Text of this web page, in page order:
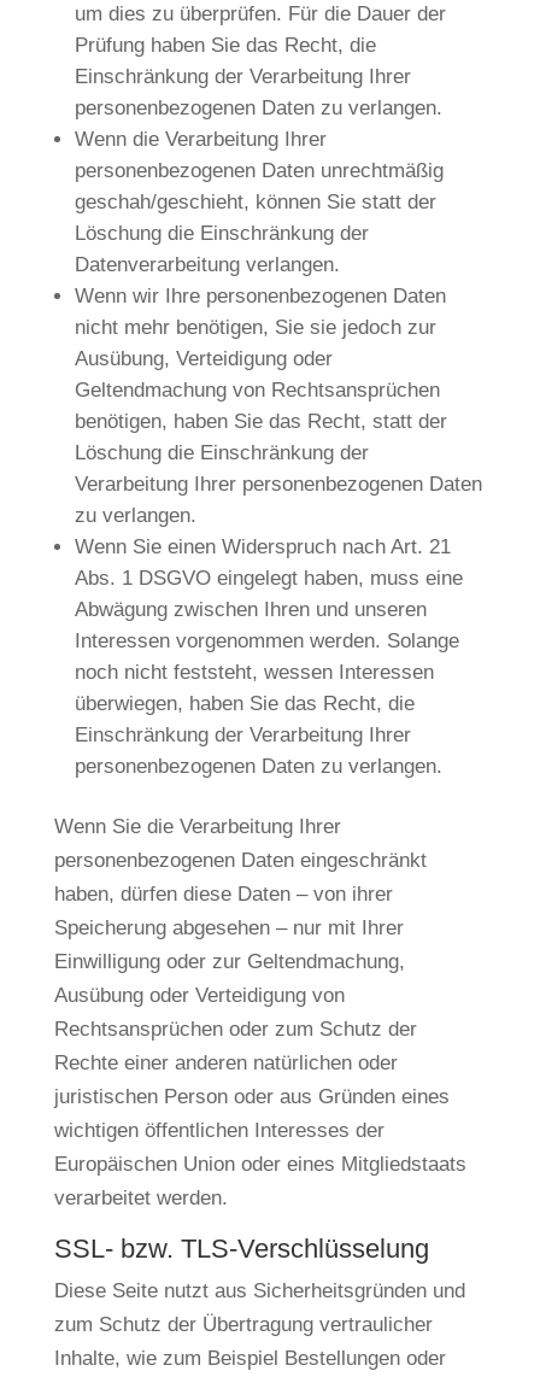
um dies zu überprüfen. Für die Dauer der
Prüfung haben Sie das Recht, die
Einschränkung der Verarbeitung Ihrer
personenbezogenen Daten zu verlangen.
Wenn die Verarbeitung Ihrer
personenbezogenen Daten unrechtmäßig
geschah/geschieht, können Sie statt der
Löschung die Einschränkung der
Datenverarbeitung verlangen.
Wenn wir Ihre personenbezogenen Daten
nicht mehr benötigen, Sie sie jedoch zur
Ausübung, Verteidigung oder
Geltendmachung von Rechtsansprüchen
benötigen, haben Sie das Recht, statt der
Löschung die Einschränkung der
Verarbeitung Ihrer personenbezogenen Daten
zu verlangen.
Wenn Sie einen Widerspruch nach Art. 21
Abs. 1 DSGVO eingelegt haben, muss eine
Abwägung zwischen Ihren und unseren
Interessen vorgenommen werden. Solange
noch nicht feststeht, wessen Interessen
überwiegen, haben Sie das Recht, die
Einschränkung der Verarbeitung Ihrer
personenbezogenen Daten zu verlangen.
Wenn Sie die Verarbeitung Ihrer
personenbezogenen Daten eingeschränkt
haben, dürfen diese Daten – von ihrer
Speicherung abgesehen – nur mit Ihrer
Einwilligung oder zur Geltendmachung,
Ausübung oder Verteidigung von
Rechtsansprüchen oder zum Schutz der
Rechte einer anderen natürlichen oder
juristischen Person oder aus Gründen eines
wichtigen öffentlichen Interesses der
Europäischen Union oder eines Mitgliedstaats
verarbeitet werden.
SSL- bzw. TLS-Verschlüsselung
Diese Seite nutzt aus Sicherheitsgründen und
zum Schutz der Übertragung vertraulicher
Inhalte, wie zum Beispiel Bestellungen oder